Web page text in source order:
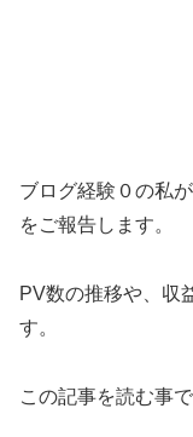
ブログ経験０の私
をご報告します。
PV数の推移や、収
す。
この記事を読む事で